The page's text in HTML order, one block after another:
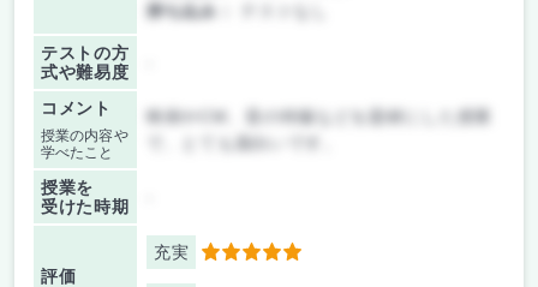
持ち込み：
テストの方
式や難易度
コメント
授業の内容や
学べたこと
映画やCM、昔の特撮などを題材にした授業
授業を
受けた時期
評価
充実 5